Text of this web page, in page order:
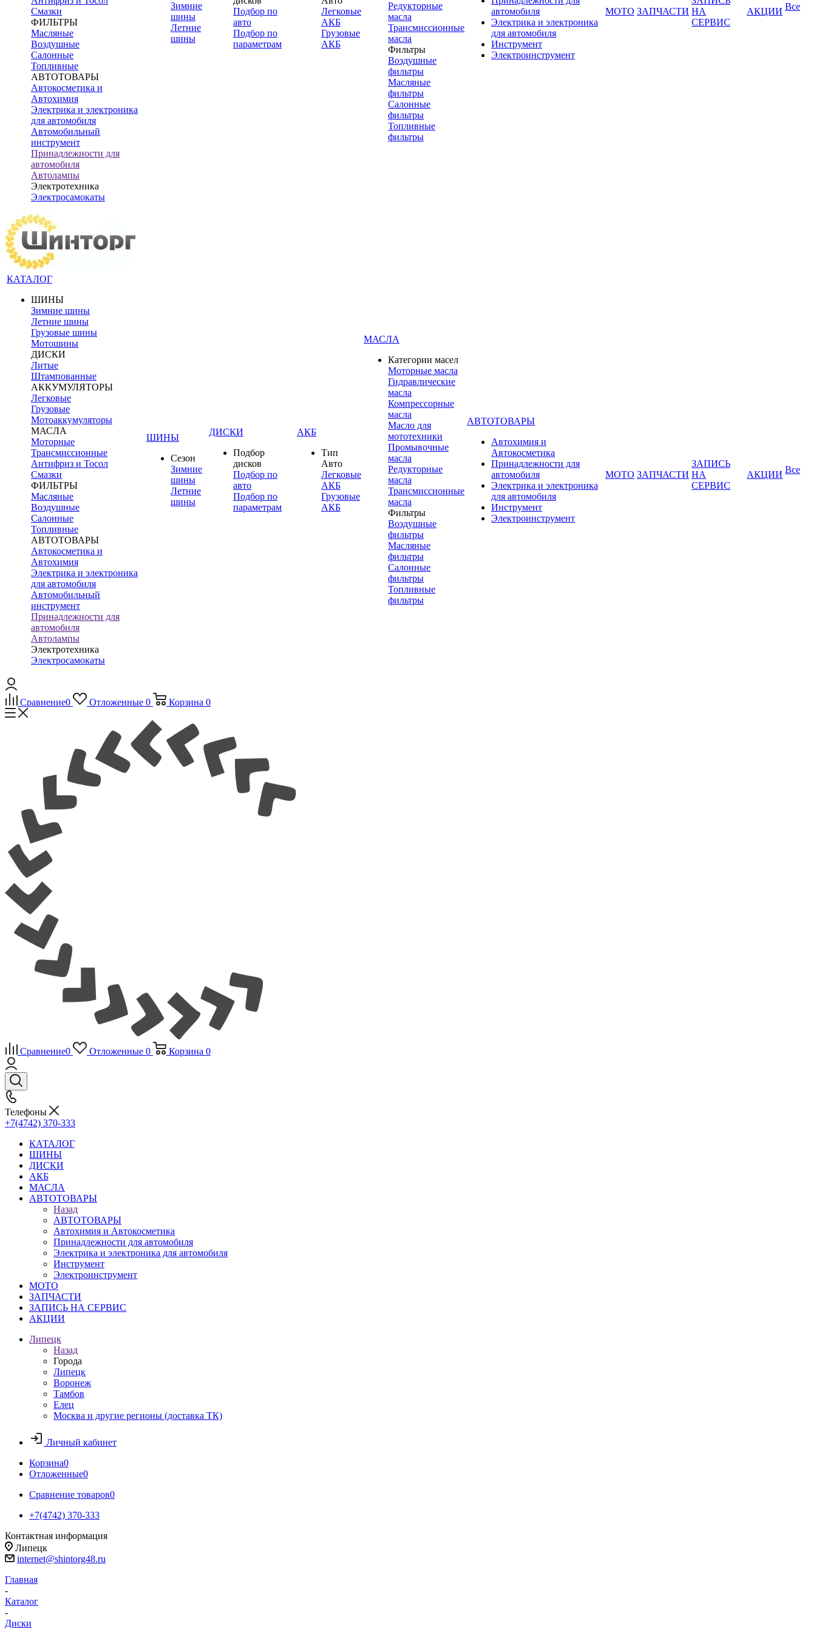
Смазки
ФИЛЬТРЫ
Масляные
Воздушные
Салонные
Топливные
АВТОТОВАРЫ
Автокосметика и
Автохимия
Электрика и электроника
для автомобиля
Автомобильный
инструмент
Принадлежности для
автомобиля
Автолампы
Электротехника
Электросамокаты
Зимние
шины
Летние
шины
Подбор по
авто
Подбор по
параметрам
Легковые
АКБ
Грузовые
АКБ
Редукторные
масла
Трансмиссионные
масла
Фильтры
Воздушные
фильтры
Масляные
фильтры
Салонные
фильтры
Топливные
фильтры
автомобиля
Электрика и электроника
для автомобиля
Инструмент
Электроинструмент
МОТО ЗАПЧАСТИ НА
СЕРВИС
АКЦИИ Все
КАТАЛОГ
ШИНЫ
Зимние шины
Летние шины
Грузовые шины
Мотошины
ДИСКИ
Литые
Штампованные
АККУМУЛЯТОРЫ
Легковые
Грузовые
Мотоаккумуляторы
МАСЛА
Моторные
Трансмиссионные
Антифриз и Тосол
Смазки
ФИЛЬТРЫ
Масляные
Воздушные
Салонные
Топливные
АВТОТОВАРЫ
Автокосметика и
Автохимия
Электрика и электроника
для автомобиля
Автомобильный
инструмент
Принадлежности для
автомобиля
Автолампы
Электротехника
Электросамокаты
ШИНЫ
Сезон
Зимние
шины
Летние
шины
ДИСКИ
Подбор
дисков
Подбор по
авто
Подбор по
параметрам
АКБ
Тип
Авто
Легковые
АКБ
Грузовые
АКБ
МАСЛА
Категории масел
Моторные масла
Гидравлические
масла
Компрессорные
масла
Масло для
мототехники
Промывочные
масла
Редукторные
масла
Трансмиссионные
масла
Фильтры
Воздушные
фильтры
Масляные
фильтры
Салонные
фильтры
Топливные
фильтры
АВТОТОВАРЫ
Автохимия и
Автокосметика
Принадлежности для
автомобиля
Электрика и электроника
для автомобиля
Инструмент
Электроинструмент
МОТО ЗАПЧАСТИ
ЗАПИСЬ
НА
СЕРВИС
АКЦИИ Все
Сравнение0 Отложенные 0 Корзина 0
Сравнение0 Отложенные 0 Корзина 0
Телефоны
+7(4742) 370-333
КАТАЛОГ
ШИНЫ
ДИСКИ
АКБ
МАСЛА
АВТОТОВАРЫ
Назад
АВТОТОВАРЫ
Автохимия и Автокосметика
Принадлежности для автомобиля
Электрика и электроника для автомобиля
Инструмент
Электроинструмент
МОТО
ЗАПЧАСТИ
ЗАПИСЬ НА СЕРВИС
АКЦИИ
Липецк
Назад
Города
Липецк
Воронеж
Тамбов
Елец
Москва и другие регионы (доставка ТК)
Личный кабинет
Корзина0
Отложенные0
Сравнение товаров0
+7(4742) 370-333
Контактная информация
Липецк
internet@shintorg48.ru
Главная
-
Каталог
-
Диски